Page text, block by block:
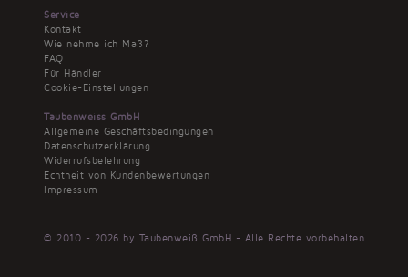
Service
Kontakt
Wie nehme ich Maß?
FAQ
Für Händler
Cookie-Einstellungen
Taubenweiss GmbH
Allgemeine Geschäftsbedingungen
Datenschutzerklärung
Widerrufsbelehrung
Echtheit von Kundenbewertungen
Impressum
© 2010 - 2026 by Taubenweiß GmbH - Alle Rechte vorbehalten